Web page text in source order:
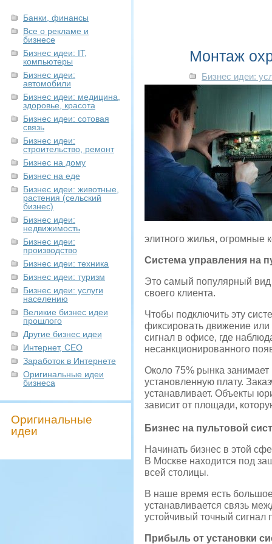
Банки, финансы
Все о рекламе и
бизнесе
Бизнес идеи: IT,
компьютеры
Бизнес идеи:
автомобили
Бизнес идеи: медицина,
здоровье, красота
Бизнес идеи: сотовая
связь
Бизнес идеи:
строительство, ремонт
Бизнес на дому
Бизнес на еде
Бизнес идеи: животные,
растения (сельский
бизнес)
Бизнес идеи:
недвижимость
Бизнес идеи:
производство
Бизнес идеи: техника
Бизнес идеи: туризм
Бизнес идеи: услуги
населению
Великие бизнес идеи
прошлого
Другие бизнес идеи
Интернет, СЕО
Заработок в Интернете
Оригинальные идеи
бизнеса
Оригинальные
идеи
Монтаж
Бизнес идеи:
элитного жилья, огромные
Система управления на
Это самый популярный вид
своего клиента.
Чтобы подключить эту
фиксировать движение
сигнал в офисе, где
несанкционированного
Около 75% рынка
установленную плату.
устанавливает. Объекты
зависит от площади,
Бизнес на пультовой
Начинать бизнес в этой
В Москве находится под
всей столицы.
В наше время есть
устанавливается связь
устойчивый точный сигнал
Прибыль от установки